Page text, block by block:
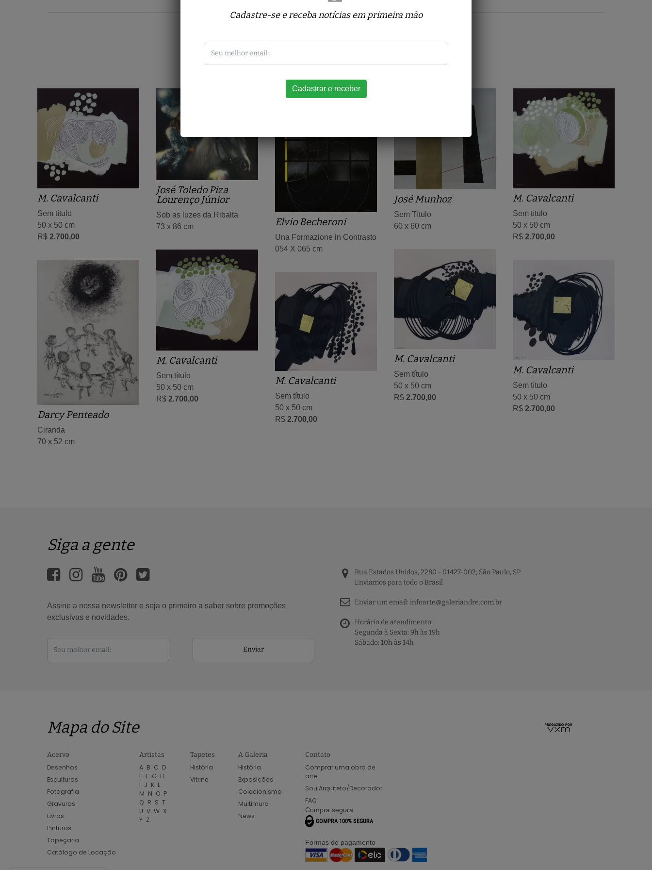
M. Cavalcanti
Sem título
50 x 50 cm
R$ 2.700,00
José Toledo Piza
Lourenço Júnior
Sob as luzes da Ribalta
73 x 86 cm
Elvio Becheroni
Una Formazione in Contrasto
054 X 065 cm
José Munhoz
Sem Título
60 x 60 cm
M. Cavalcanti
Sem título
50 x 50 cm
R$ 2.700,00
M. Cavalcanti
Sem título
50 x 50 cm
R$ 2.700,00
M. Cavalcanti
Sem título
50 x 50 cm
R$ 2.700,00
Darcy Penteado
Ciranda
70 x 52 cm
M. Cavalcanti
Sem título
50 x 50 cm
R$ 2.700,00
M. Cavalcanti
Sem título
50 x 50 cm
R$ 2.700,00
Siga a gente
Assine a nossa newsletter e seja o primeiro a saber sobre promoções
exclusivas e novidades.
Enviar
Rua Estados Unidos, 2280 - 01427-002, São Paulo, SP
Enviamos para todo o Brasil
Enviar um email: infoarte@galeriandre.com.br
Horário de atendimento:
Segunda à Sexta: 9h às 19h
Sábado: 10h às 14h
Mapa do Site
Acervo
Desenhos
Esculturas
Fotografia
Gravuras
Livros
Pinturas
Tapeçaria
Catálogo de Locação
Artistas
A B C D
E F G H
I J K L
M N O P
Q R S T
U V W X
Y Z
Tapetes
História
Vitrine
A Galeria
História
Exposições
Colecionismo
Multimuro
News
Contato
Comprar uma obra de
arte
Sou Arquiteto/Decorador
FAQ
Compra segura
Formas de pagamento
Cadastre-se e receba notícias em primeira mão